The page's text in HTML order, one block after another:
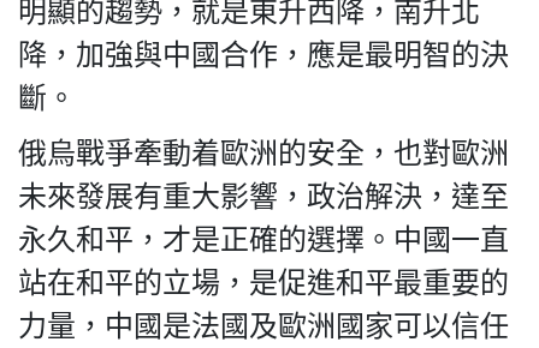
明顯的趨勢，就是東升西降，南升北
降，加強與中國合作，應是最明智的決
斷。
俄烏戰爭牽動着歐洲的安全，也對歐洲
未來發展有重大影響，政治解決，達至
永久和平，才是正確的選擇。中國一直
站在和平的立場，是促進和平最重要的
力量，中國是法國及歐洲國家可以信任